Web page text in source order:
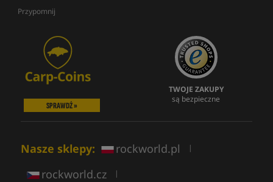
Przypomnij
SPRAWDŹ »
TWOJE ZAKUPY
są bezpieczne
Nasze sklepy: rockworld.pl |
rockworld.cz |